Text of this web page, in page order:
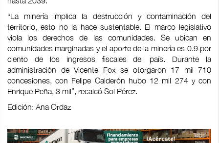
“La minería implica la destrucción y contaminación del
territorio, esto no la hace sustentable. El marco legislativo
viola los derechos de las comunidades. Se ubican en
comunidades marginadas y el aporte de la minería es 0.9 por
ciento de los ingresos fiscales del país. Durante la
administración de Vicente Fox se otorgaron 17 mil 710
concesiones, con Felipe Calderón hubo 12 mil 274 y con
Enrique Peña, 3 mil”, recalcó Sol Pérez.
Edición: Ana Ordaz